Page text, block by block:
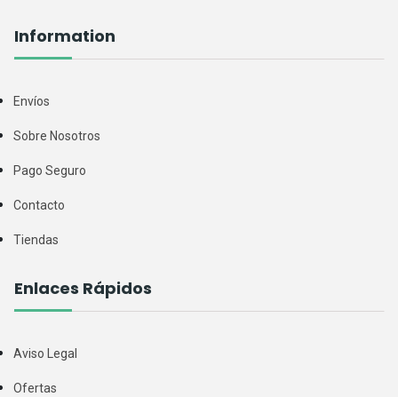
Information
Envíos
Sobre Nosotros
Pago Seguro
Contacto
Tiendas
Enlaces Rápidos
Aviso Legal
Ofertas